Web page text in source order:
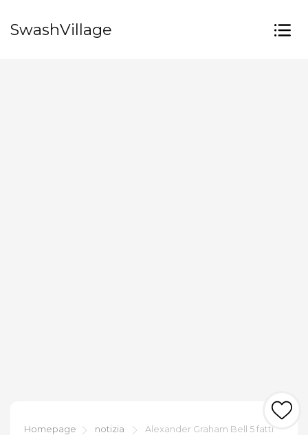
SwashVillage
Homepage notizia
Alexander Graham Bell 5 fatti